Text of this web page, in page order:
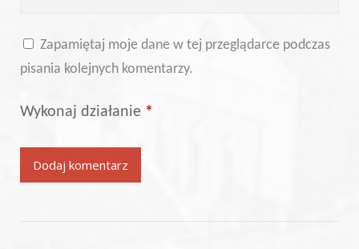
Zapamiętaj moje dane w tej przeglądarce podczas
pisania kolejnych komentarzy.
Wykonaj działanie *